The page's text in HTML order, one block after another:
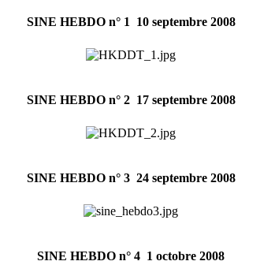
SINE HEBDO n° 1  10 septembre 2008
SINE HEBDO n° 2  17 septembre 2008
SINE HEBDO n° 3  24 septembre 2008
SINE HEBDO n° 4  1 octobre 2008